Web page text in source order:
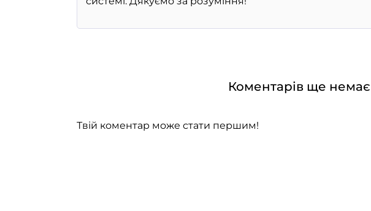
Коментарів ще немає
Твій коментар може стати першим!